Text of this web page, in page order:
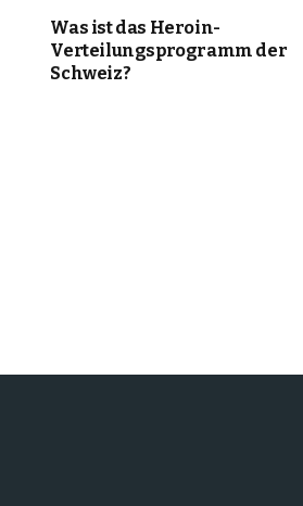
Was ist das Heroin-
Verteilungsprogramm der
Schweiz?